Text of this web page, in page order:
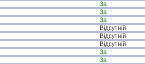
За
За
За
Відсутній
Відсутній
Відсутній
За
За